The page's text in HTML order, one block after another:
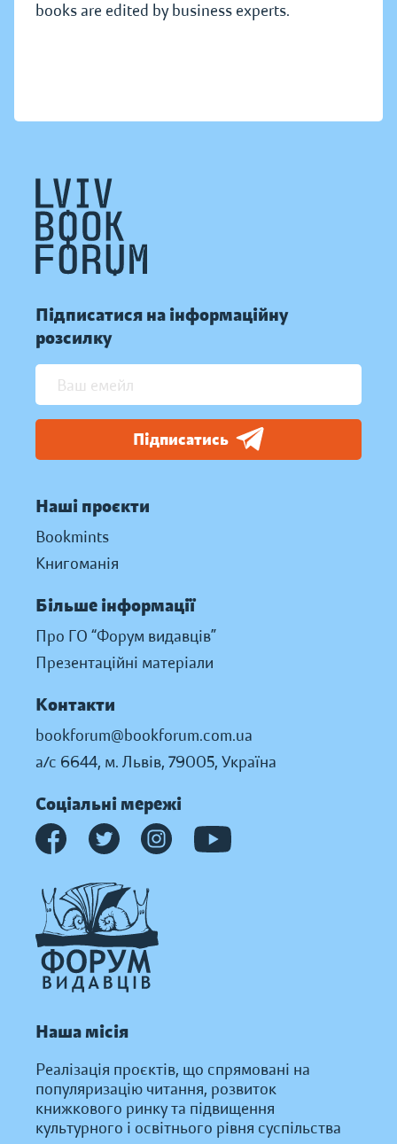
books are edited by business experts.
Підписатися на інформаційну
розсилку
Підписатись
Наші проєкти
Bookmints
Книгоманія
Більше інформації
Про ГО “Форум видавців”
Презентаційні матеріали
Контакти
bookforum@bookforum.com.ua
а/с 6644, м. Львів, 79005, Україна
Соціальні мережі
Наша місія
Реалізація проєктів, що спрямовані на
популяризацію читання, розвиток
книжкового ринку та підвищення
культурного і освітнього рівня суспільства